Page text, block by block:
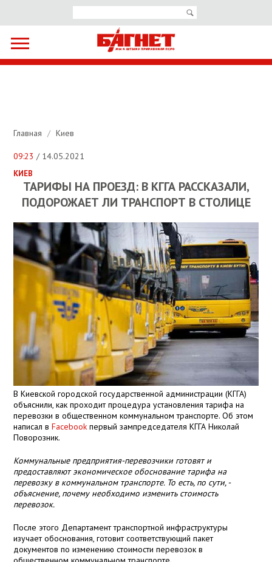
Главная / Киев
09:23 / 14.05.2021
КИЕВ
ТАРИФЫ НА ПРОЕЗД: В КГГА РАССКАЗАЛИ,
ПОДОРОЖАЕТ ЛИ ТРАНСПОРТ В СТОЛИЦЕ
В Киевской городской государственной администрации (КГГА)
объяснили, как проходит процедура установления тарифа на
перевозки в общественном коммунальном транспорте. Об этом
написал вFacebook первый зампредседателя КГГА Николай
Поворозник.
Коммунальные предприятия-перевозчики готовят и
предоставляют экономическое обоснование тарифа на
перевозку в коммунальном транспорте. То есть, по сути, -
объяснение, почему необходимо изменить стоимость
перевозок.
После этого Департамент транспортной инфраструктуры
изучает обоснования, готовит соответствующий пакет
документов по изменению стоимости перевозок в